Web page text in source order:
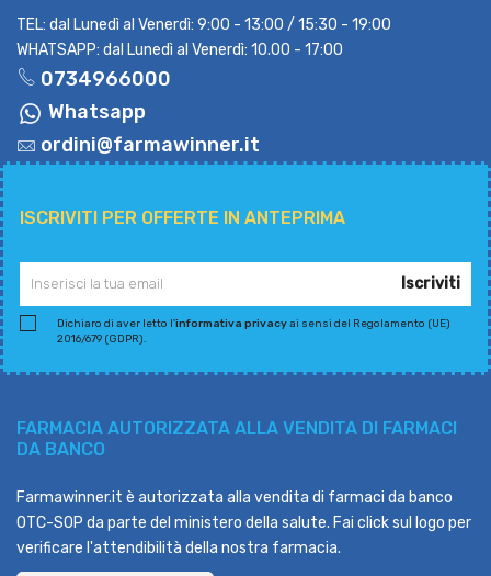
TEL: dal Lunedì al Venerdì: 9:00 - 13:00 / 15:30 - 19:00
WHATSAPP: dal Lunedì al Venerdì: 10.00 - 17:00
0734966000
Whatsapp
ordini@farmawinner.it
ISCRIVITI PER OFFERTE IN ANTEPRIMA
Iscriviti
Dichiaro di aver letto l'informativa privacyai sensi del Regolamento (UE)
2016/679 (GDPR).
FARMACIA AUTORIZZATA ALLA VENDITA DI FARMACI
DA BANCO
Farmawinner.it è autorizzata alla vendita di farmaci da banco
OTC-SOP da parte del ministero della salute. Fai click sul logo per
verificare l'attendibilità della nostra farmacia.